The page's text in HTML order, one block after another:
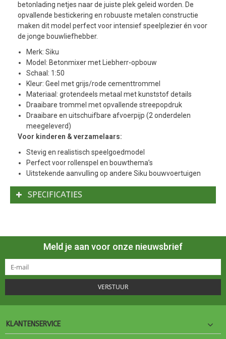
betonlading netjes naar de juiste plek geleid worden. De
opvallende bestickering en robuuste metalen constructie
maken dit model perfect voor intensief speelplezier én voor
de jonge bouwliefhebber.
Merk: Siku
Model: Betonmixer met Liebherr-opbouw
Schaal: 1:50
Kleur: Geel met grijs/rode cementtrommel
Materiaal: grotendeels metaal met kunststof details
Draaibare trommel met opvallende streepopdruk
Draaibare en uitschuifbare afvoerpijp (2 onderdelen
meegeleverd)
Voor kinderen & verzamelaars:
Stevig en realistisch speelgoedmodel
Perfect voor rollenspel en bouwthema’s
Uitstekende aanvulling op andere Siku bouwvoertuigen
SPECIFICATIES
Meld je aan voor onze nieuwsbrief
VERSTUUR
KLANTENSERVICE